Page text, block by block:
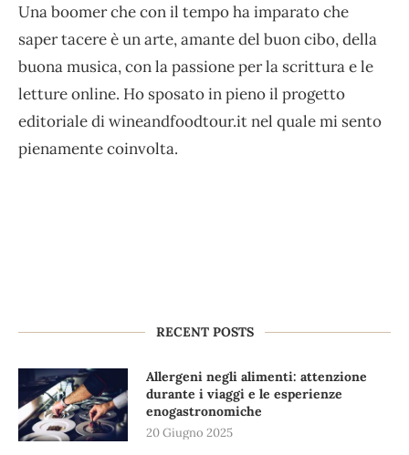
Una boomer che con il tempo ha imparato che
saper tacere è un arte, amante del buon cibo, della
buona musica, con la passione per la scrittura e le
letture online. Ho sposato in pieno il progetto
editoriale di wineandfoodtour.it nel quale mi sento
pienamente coinvolta.
RECENT POSTS
Allergeni negli alimenti: attenzione
durante i viaggi e le esperienze
enogastronomiche
20 Giugno 2025